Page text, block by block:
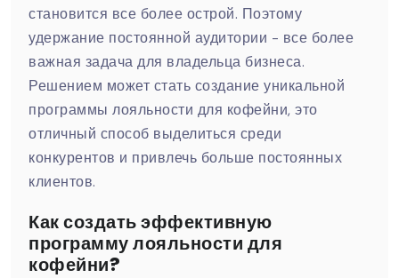
становится все более острой. Поэтому
удержание постоянной аудитории - все более
важная задача для владельца бизнеса.
Решением может стать создание уникальной
программы лояльности для кофейни, это
отличный способ выделиться среди
конкурентов и привлечь больше постоянных
клиентов.
Как создать эффективную
программу лояльности для
кофейни?